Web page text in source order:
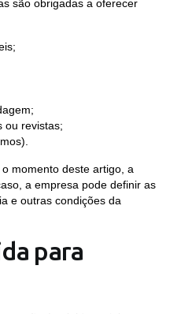
são obrigadas a oferecer
ou revistas;
momento deste artigo, a
a empresa pode definir as
e outras condições da
para